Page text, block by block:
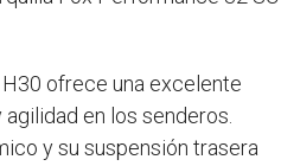
ofrece una excelente
en los senderos.
y su suspensión trasera